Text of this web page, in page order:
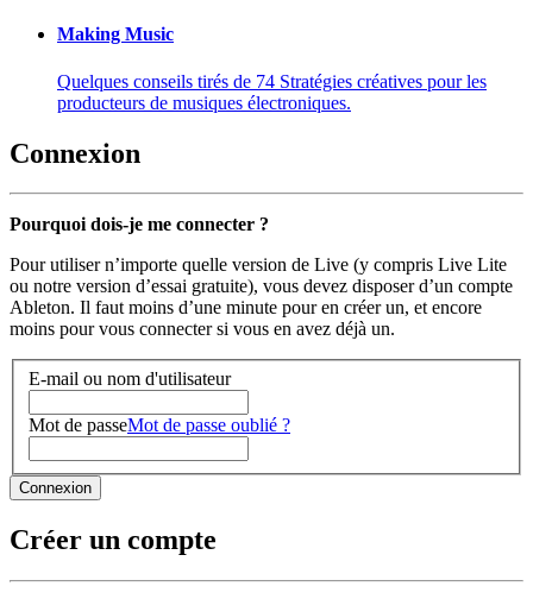
Making Music
Quelques conseils tirés de 74 Stratégies créatives pour les
producteurs de musiques électroniques.
Connexion
Pourquoi dois-je me connecter ?
Pour utiliser n’importe quelle version de Live (y compris Live Lite
ou notre version d’essai gratuite), vous devez disposer d’un compte
Ableton. Il faut moins d’une minute pour en créer un, et encore
moins pour vous connecter si vous en avez déjà un.
E-mail ou nom d'utilisateur
Mot de passeMot de passe oublié ?
Créer un compte